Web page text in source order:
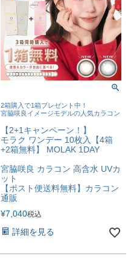
2箱購入で1箱プレゼント中！
宮脇咲良イメージモデルの人気カラコン
【2+1キャンペーン！】
モラク ワンデー 10枚入【4箱
+2箱無料】 MOLAK 1DAY
宮脇咲良 カラコン 高含水 UVカ
ット
【ポスト便送料無料】カラコン
通販
¥7,040税込
詳細を見る